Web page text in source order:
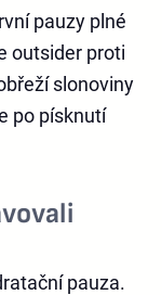
pauzy plné
outsider proti
slonoviny
po písknutí
pauza.